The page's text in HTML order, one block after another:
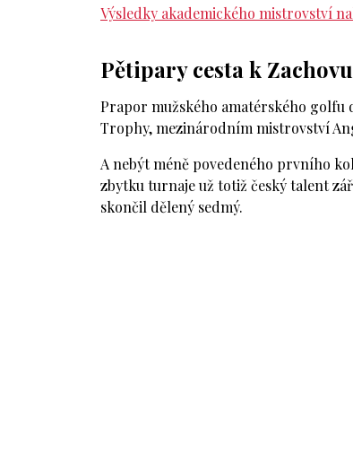
Výsledky akademického mistrovství
Pětipary cesta k
Prapor mužského amatérského golfu
Trophy, mezinárodním mistrovství
A nebýt méně povedeného prvního
zbytku turnaje už totiž český talent
skončil dělený sedmý.